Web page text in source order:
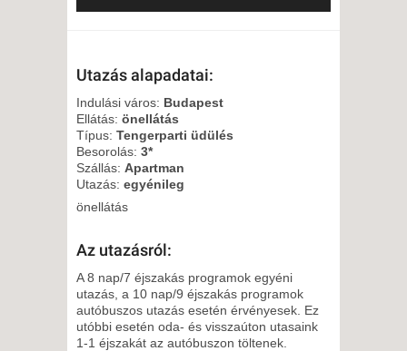
Utazás alapadatai:
Indulási város: Budapest
Ellátás: önellátás
Típus: Tengerparti üdülés
Besorolás: 3*
Szállás: Apartman
Utazás: egyénileg
önellátás
Az utazásról:
A 8 nap/7 éjszakás programok egyéni
utazás, a 10 nap/9 éjszakás programok
autóbuszos utazás esetén érvényesek. Ez
utóbbi esetén oda- és visszaúton utasaink
1-1 éjszakát az autóbuszon töltenek.